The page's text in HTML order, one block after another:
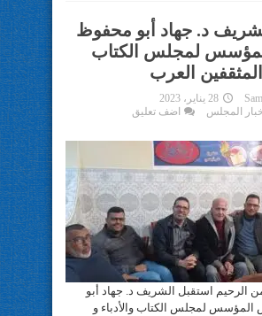
د. جهاد أبو محفوظ
لمجلس الكتاب
المثقفين العرب
28 يناير، 2023
المجلس
اضف تعليق
الرحيم استقبل الشريف د. جهاد أبو
لمجلس الكتاب والأدباء و